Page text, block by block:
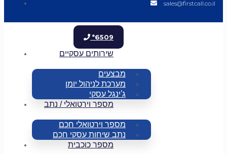
sales@firstcall.co.il
*6509
שירותים עסקיים
מבצעים
מערכת לניהול יומן
ג’ינגל עסקי
מספר וירטואלי / נתב
מספר וירטואלי חכם
נתב שיחות עסקי חכם
מספר כוכבית